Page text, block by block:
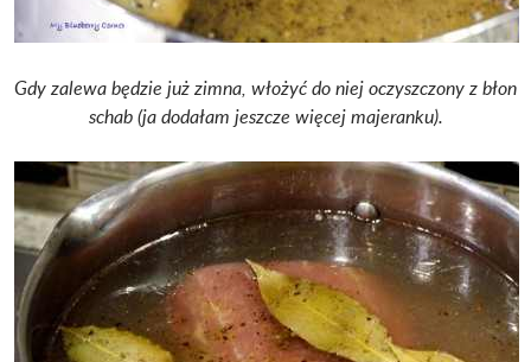
Gdy zalewa będzie już zimna, włożyć do niej oczyszczony z błon
schab (ja dodałam jeszcze więcej majeranku).